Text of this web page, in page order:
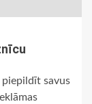
piepildīt savus